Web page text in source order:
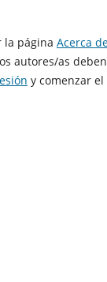
la página Acerca
autores/as deben
y comenzar